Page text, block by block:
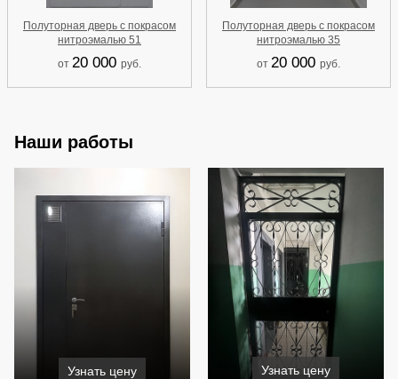
Полуторная дверь с покрасом
нитроэмалью 51
от 20 000 руб.
Полуторная дверь с покрасом
нитроэмалью 35
от 20 000 руб.
Наши работы
Узнать цену Узнать цену